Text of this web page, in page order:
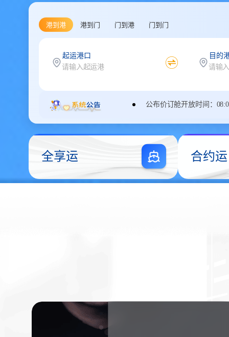
港到港 港到门 门到港 门到门
起运港口 目的
公布价订舱开放时间：
全享运 合约运